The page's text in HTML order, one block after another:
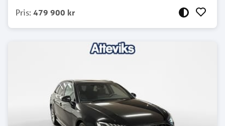
Pris: 479 900 kr